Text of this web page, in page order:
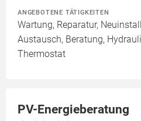
ANGEBOTENE TÄTIGKEITEN
Wartung, Reparatur,
Austausch, Beratung,
Thermostat
PV-Energieberatung